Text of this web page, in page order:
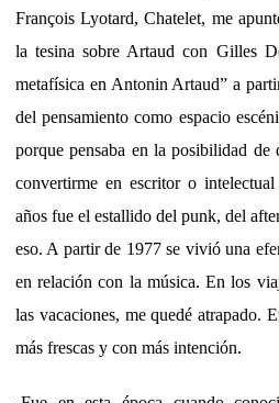
François Lyotard, Chatelet, me
la tesina sobre Artaud con Gilles
metafísica en Antonin Artaud” a
del pensamiento como espacio
porque pensaba en la posibilidad
convertirme en escritor o
años fue el estallido del punk, del
eso. A partir de 1977 se vivió una
en relación con la música. En los
las vacaciones, me quedé atrapado.
más frescas y con más intención.